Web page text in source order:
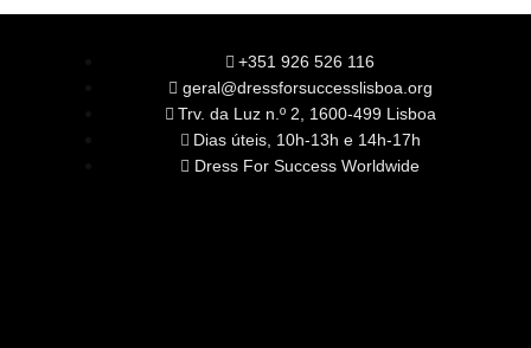
+351 926 526 116
geral@dressforsuccesslisboa.org
Trv. da Luz n.º 2, 1600-499 Lisboa
Dias úteis, 10h-13h e 14h-17h
Dress For Success Worldwide